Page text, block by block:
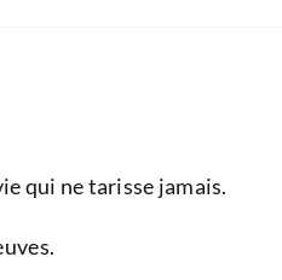
qui ne tarisse jamais.